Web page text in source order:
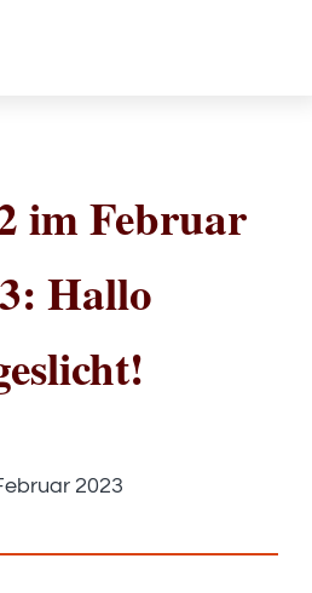
im Februar
Hallo
2023